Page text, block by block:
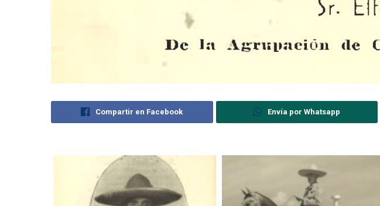
Compartir en Facebook Envía por Whatsapp